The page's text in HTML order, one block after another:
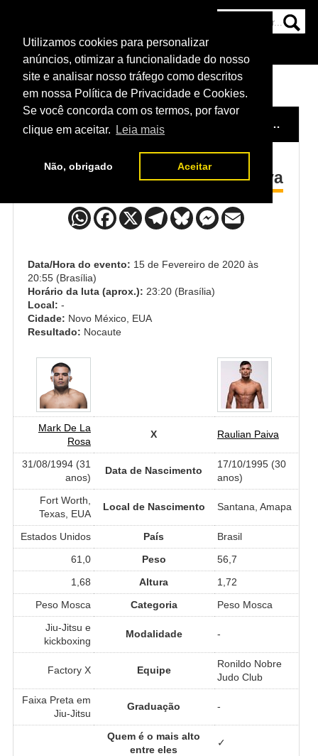
Utilizamos cookies para personalizar
anúncios, otimizar a funcionalidade do nosso
site e analisar nosso tráfego como descritos
em nossa Política de Privacidade e Cookies.
Se você concorda com os termos, por favor
clique em aceitar.
Leia mais
Não, obrigado Aceitar
NOTÍCIAS
HOME EVENTO / UFC RIO RANCHO
Mark De La Rosa x Raulian Paiva
Data/Hora do evento: 15 de Fevereiro de 2020 às
20:55 (Brasília)
Horário da luta (aprox.): 23:20 (Brasília)
Local: -
Cidade: Novo México, EUA
Resultado: Nocaute
Mark De La
Rosa
X Raulian Paiva
31/08/1994 (31
anos)
Data de Nascimento
17/10/1995 (30
anos)
Fort Worth,
Texas, EUA
Local de Nascimento Santana, Amapa
Estados Unidos País
Brasil
61,0
Peso
56,7
1,68
Altura
1,72
Peso Mosca
Categoria
Peso Mosca
Jiu-Jitsu e
kickboxing
Modalidade -
Factory X Equipe
Ronildo Nobre
Judo Club
Faixa Preta em
Jiu-Jitsu
Graduação -
Quem é o mais alto
entre eles
✓